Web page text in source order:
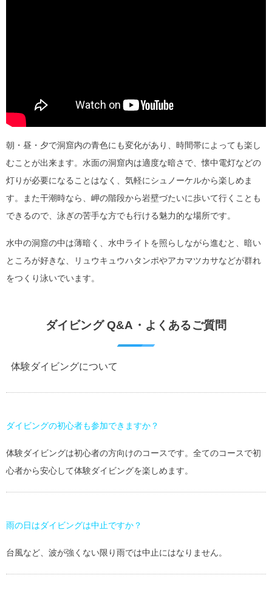
朝・昼・夕で洞窟内の青色にも変化があり、時間帯によっても楽し
むことが出来ます。水面の洞窟内は適度な暗さで、懐中電灯などの
灯りが必要になることはなく、気軽にシュノーケルから楽しめま
す。また干潮時なら、岬の階段から岩壁づたいに歩いて行くことも
できるので、泳ぎの苦手な方でも行ける魅力的な場所です。
水中の洞窟の中は薄暗く、水中ライトを照らしながら進むと、暗い
ところが好きな、リュウキュウハタンポやアカマツカサなどが群れ
をつくり泳いでいます。
ダイビング Q&A・よくあるご質問
体験ダイビングについて
ダイビングの初心者も参加できますか？
体験ダイビングは初心者の方向けのコースです。全てのコースで初
心者から安心して体験ダイビングを楽しめます。
雨の日はダイビングは中止ですか？
台風など、波が強くない限り雨では中止にはなりません。